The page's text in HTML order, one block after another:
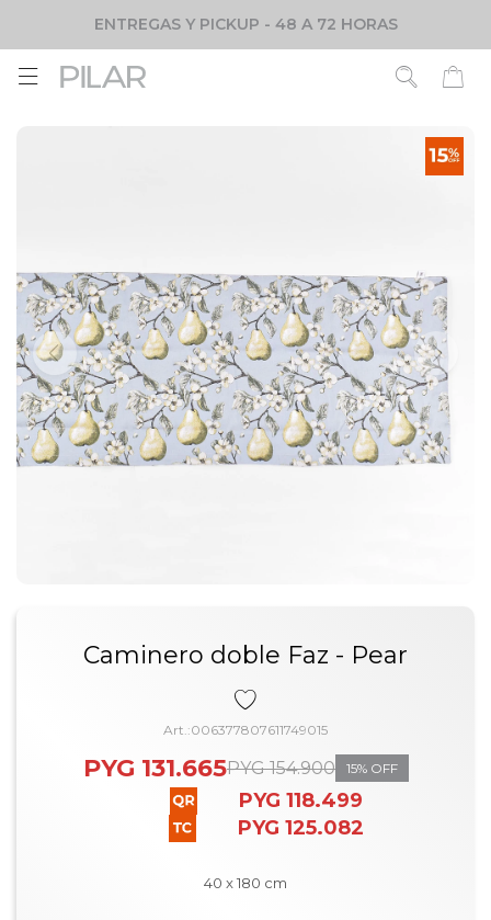
ENTREGAS Y PICKUP - 48 A 72 HORAS

Caminero doble Faz - Pear
006377807611749015
PYG 131.665PYG 154.900 15
PYG 118.499
PYG 125.082
40 x 180 cm